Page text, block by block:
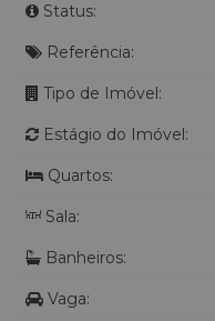
Status:
Referência:
Tipo de Imóvel:
Estágio do Imóvel:
Quartos:
Sala:
Banheiros:
Vaga: